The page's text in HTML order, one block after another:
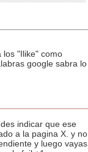
los "Ilike" como
google sabra lo
indicar que ese
a la pagina X. y no
y luego vayas